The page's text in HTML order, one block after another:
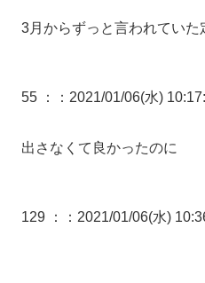
3月からずっと言われていた
55 ： ：2021/01/06(水)
出さなくて良かったのに
129 ： ：2021/01/06(水)